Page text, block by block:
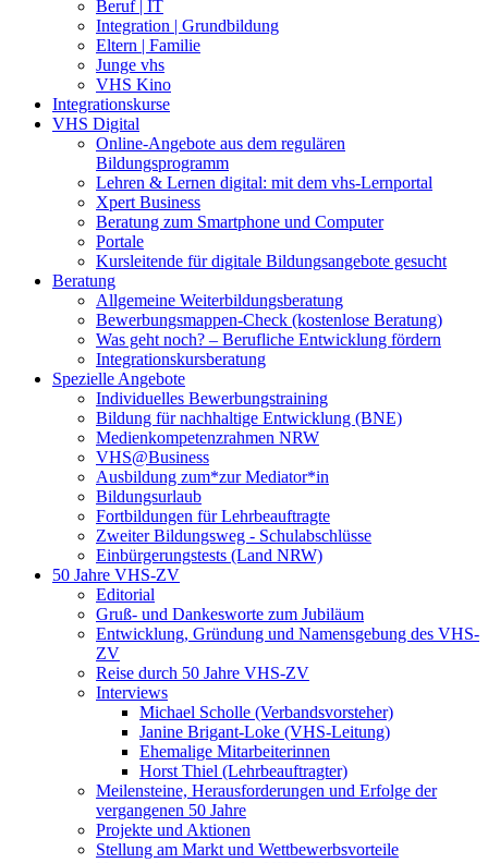
Beruf | IT
Integration | Grundbildung
Eltern | Familie
Junge vhs
VHS Kino
Integrationskurse
VHS Digital
Online-Angebote aus dem regulären
Bildungsprogramm
Lehren & Lernen digital: mit dem vhs-Lernportal
Xpert Business
Beratung zum Smartphone und Computer
Portale
Kursleitende für digitale Bildungsangebote gesucht
Beratung
Allgemeine Weiterbildungsberatung
Bewerbungsmappen-Check (kostenlose Beratung)
Was geht noch? – Berufliche Entwicklung fördern
Integrationskursberatung
Spezielle Angebote
Individuelles Bewerbungstraining
Bildung für nachhaltige Entwicklung (BNE)
Medienkompetenzrahmen NRW
VHS@Business
Ausbildung zum*zur Mediator*in
Bildungsurlaub
Fortbildungen für Lehrbeauftragte
Zweiter Bildungsweg - Schulabschlüsse
Einbürgerungstests (Land NRW)
50 Jahre VHS-ZV
Editorial
Gruß- und Dankesworte zum Jubiläum
Entwicklung, Gründung und Namensgebung des VHS-
ZV
Reise durch 50 Jahre VHS-ZV
Interviews
Michael Scholle (Verbandsvorsteher)
Janine Brigant-Loke (VHS-Leitung)
Ehemalige Mitarbeiterinnen
Horst Thiel (Lehrbeauftragter)
Meilensteine, Herausforderungen und Erfolge der
vergangenen 50 Jahre
Projekte und Aktionen
Stellung am Markt und Wettbewerbsvorteile